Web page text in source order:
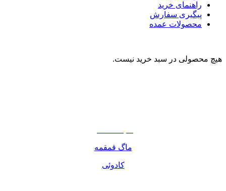
راهنمای خرید
پیگیری سفارش
محصولات عمده
هیچ محصولی در سبد خرید نیست.
ماگ قمقمه
کادوئی